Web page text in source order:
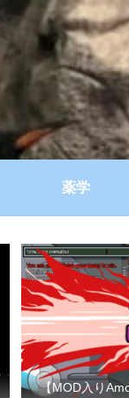
薬学
【MOD入り